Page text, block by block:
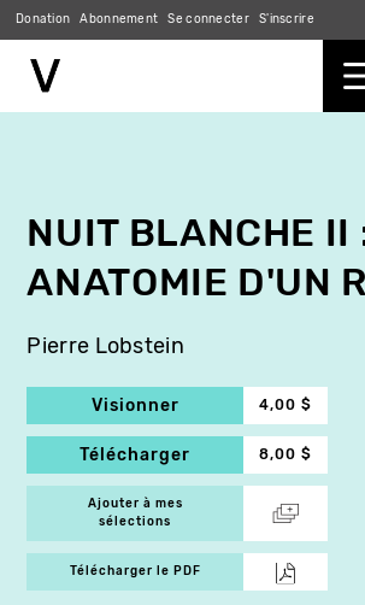
Donation Abonnement Se connecter S'inscrire
NUIT BLANCHE II
ANATOMIE D'UN
Pierre Lobstein
Visionner 4,00 $
Télécharger 8,00 $
Ajouter à mes
sélections
Télécharger le PDF